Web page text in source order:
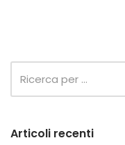
Articoli recenti